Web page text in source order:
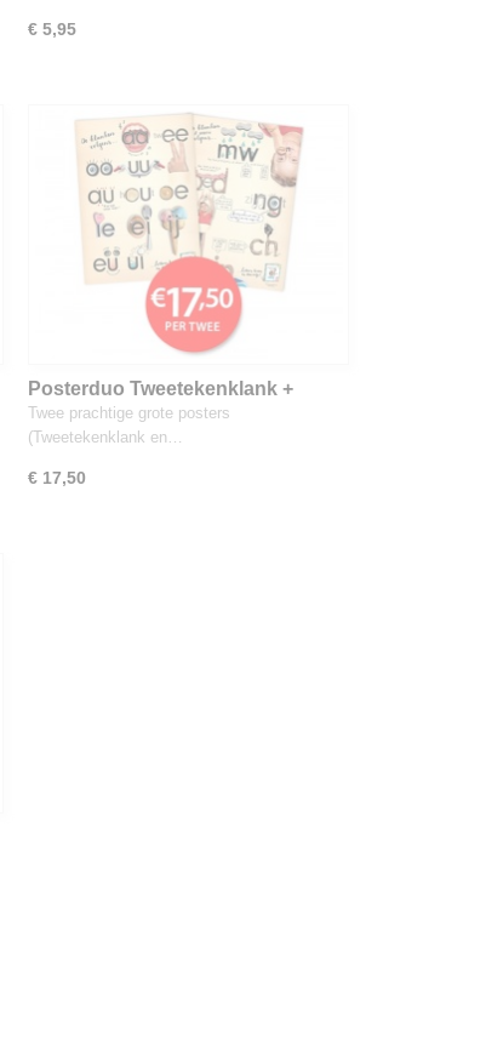
€ 5,95
Posterduo Tweetekenklank +
Klank&Meer
Twee prachtige grote posters
(Tweetekenklank en…
€ 17,50